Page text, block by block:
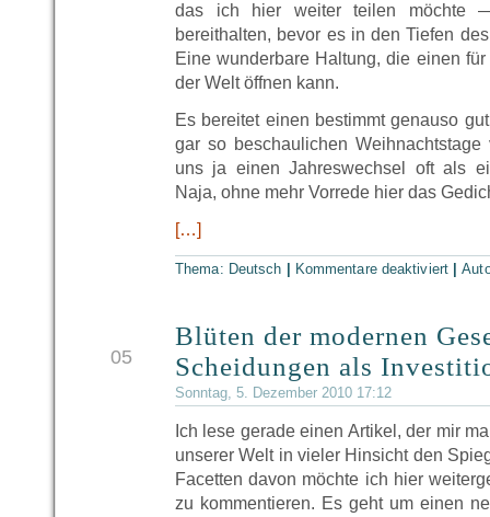
das ich hier weiter teilen möchte
bereithalten, bevor es in den Tiefen
Eine wunderbare Haltung, die einen
der Welt öffnen kann.
Es bereitet einen bestimmt genauso
gar so beschaulichen
uns ja einen Jahreswechsel oft als
Naja, ohne mehr Vorrede hier das
[…]
Thema: Deutsch Kommentare deaktiviert|
05
Blüten der modernen
Scheidungen als
Sonntag, 5. Dezember 2010 17:12
Ich lese gerade einen Artikel, der mir
unserer Welt in vieler Hinsicht den
Facetten davon möchte ich hier
zu kommentieren. Es geht um einen